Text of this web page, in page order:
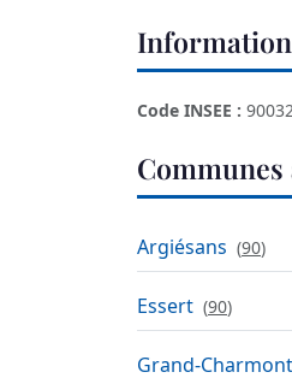
Code INSEE :
Argiésans (90)
Essert (90)
Grand-Charmont